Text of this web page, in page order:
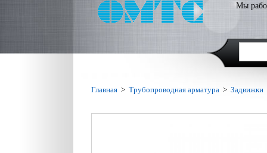
Мы
Главная > Трубопроводная арматура > Задвижки